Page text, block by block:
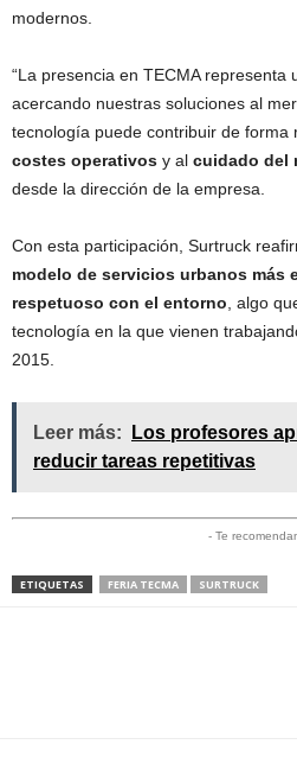
modernos.
“La presencia en TECMA representa
acercando nuestras soluciones al
tecnología puede contribuir de forma
costes operativos y al cuidado del
desde la dirección de la empresa.
Con esta participación, Surtruck
modelo de servicios urbanos más
respetuoso con el entorno , algo
tecnología en la que vienen
2015.
Leer más:
Los profesores
reducir tareas repetitivas
- Te
ETIQUETAS FERIA TECMA SURTRUCK